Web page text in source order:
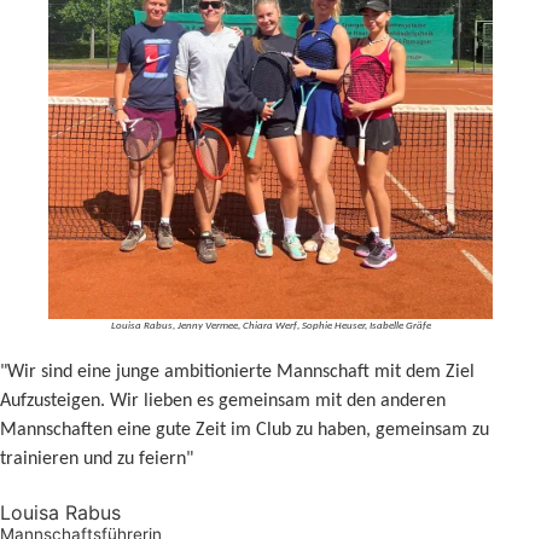
Louisa Rabus, Jenny Vermee, Chiara Werf, Sophie Heuser, Isabelle Gräfe
"Wir sind eine junge ambitionierte Mannschaft mit dem Ziel
Aufzusteigen. Wir lieben es gemeinsam mit den anderen
Mannschaften eine gute Zeit im Club zu haben, gemeinsam zu
trainieren und zu feiern"
Louisa Rabus
Mannschaftsführerin